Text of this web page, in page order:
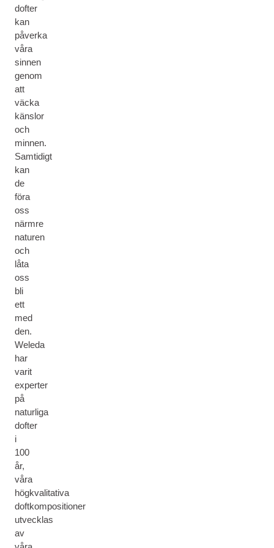
dofter
kan
påverka
våra
sinnen
genom
att
väcka
känslor
och
minnen.
Samtidigt
kan
de
föra
oss
närmre
naturen
och
låta
oss
bli
ett
med
den.
Weleda
har
varit
experter
på
naturliga
dofter
i
100
år,
våra
högkvalitativa
doftkompositioner
utvecklas
av